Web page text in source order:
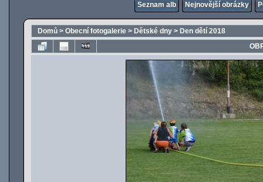
Seznam alb Nejnovější obrázky
Domů > Obecní fotogalerie > Dětské dny > Den dětí 2018